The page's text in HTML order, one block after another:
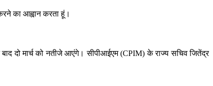
का आह्वान करता हूं।
बाद दो मार्च को नतीजे आएंगे। सीपीआईएम (CPIM) के राज्य सचिव जितेंद्र